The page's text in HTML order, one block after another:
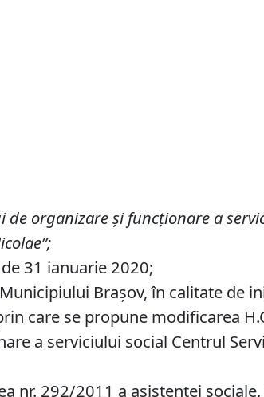
organizare şi funcţionare a
;
31 ianuarie 2020;
Brașov, în calitate de
care se propune modificarea
a serviciului social Centrul
nr. 292/2011 a asistenţei